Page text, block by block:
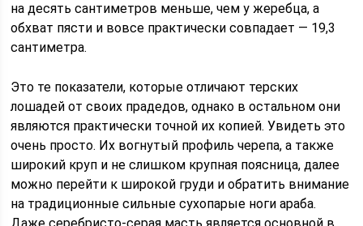
на десять сантиметров меньше, чем у жеребца, а
обхват пясти и вовсе практически совпадает — 19,3
сантиметра.
Это те показатели, которые отличают терских
лошадей от своих прадедов, однако в остальном они
являются практически точной их копией. Увидеть это
очень просто. Их вогнутый профиль черепа, а также
широкий круп и не слишком крупная поясница, далее
можно перейти к широкой груди и обратить внимание
на традиционные сильные сухопарые ноги араба.